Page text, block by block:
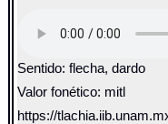
Sentido: flecha, dardo
Valor fonético: mitl
https://